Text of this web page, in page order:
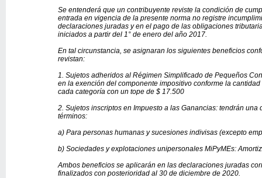
Se entenderá que un contribuyente reviste la condición de
entrada en vigencia de la presente norma no registre
declaraciones juradas y en el pago de las obligaciones
iniciados a partir del 1° de enero del año 2017.
En tal circunstancia, se asignaran los siguientes beneficios
revistan:
1. Sujetos adheridos al Régimen Simplificado de Pequeños
en la exención del componente impositivo conforme la
cada categoría con un tope de $ 17.500
2. Sujetos inscriptos en Impuesto a las Ganancias: tendrán
términos:
a) Para personas humanas y sucesiones indivisas (excepto
b) Sociedades y explotaciones unipersonales MiPyMEs:
Ambos beneficios se aplicarán en las declaraciones juradas
finalizados con posterioridad al 30 de diciembre de 2020.